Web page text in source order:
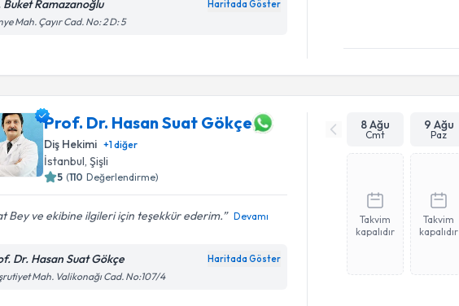
Buket Ramazanoğlu Haritada Göster
Mah. Çayır Cad. No: 2 D: 5
Prof. Dr. Hasan Suat Gökçe
Diş Hekimi +1diğer
İstanbul , Şişli
5 (110 Değerlendirme)
Bey ve ekibine ilgileri için teşekkür ederim. Devamı
Dr. Hasan Suat Gökçe Haritada Göster
Mah. Valikonağı Cad. No:107/4
8 Ağu
Cmt
9 Ağu
Paz
Takvim
kapalıdır
Takvim
kapalıdır